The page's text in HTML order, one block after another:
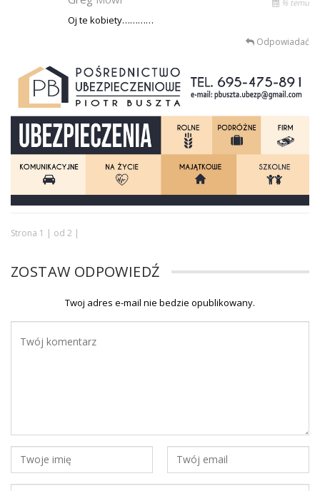
% temu
Oj te kobiety…………
Odpowiadać
Strona 1 | od 2 |
ZOSTAW ODPOWIEDŹ
Twoj adres e-mail nie bedzie opublikowany.